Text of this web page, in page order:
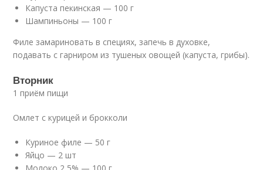
Капуста пекинская — 100 г
Шампиньоны — 100 г
Филе замариновать в специях, запечь в духовке,
подавать с гарниром из тушеных овощей (капуста, грибы).
Вторник
1 приём пищи
Омлет с курицей и брокколи
Куриное филе — 50 г
Яйцо — 2 шт